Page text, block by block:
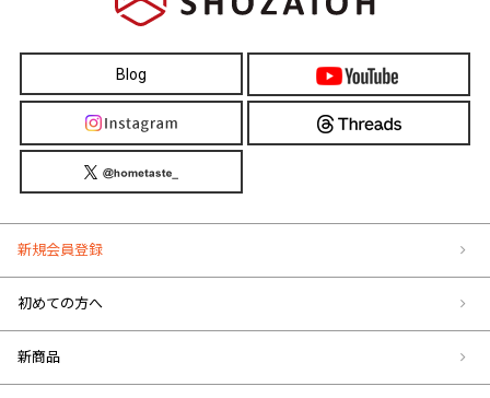
Blog
新規会員登録
初めての方へ
新商品